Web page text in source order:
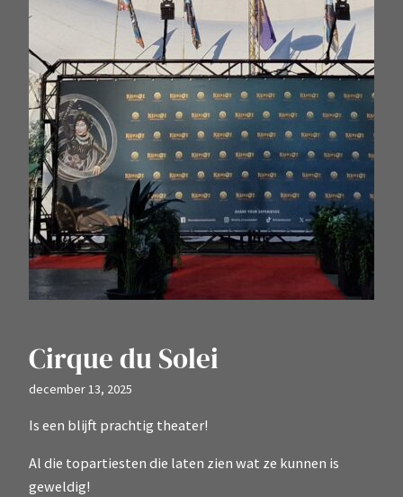
Cirque du Solei
december 13, 2025
Is een blijft prachtig theater!
Al die topartiesten die laten zien wat ze kunnen is
geweldig!